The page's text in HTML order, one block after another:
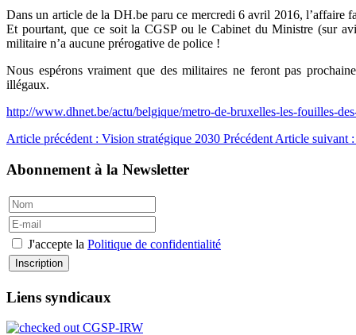
Dans un article de la DH.be paru ce mercredi 6 avril 2016, l’affaire
Et pourtant, que ce soit la CGSP ou le Cabinet du Ministre (sur
militaire n’a aucune prérogative de police !
Nous espérons vraiment que des militaires ne feront pas
illégaux.
http://www.dhnet.be/actu/belgique/metro-de-bruxelles-les-fouilles-
Article précédent : Vision stratégique 2030 PrécédentArticle suivant :
Abonnement à la Newsletter
J'accepte la Politique de confidentialité
Inscription
Liens syndicaux
CGSP-IRW